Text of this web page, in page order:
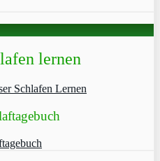
lernen